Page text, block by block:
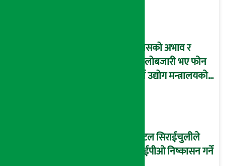
ग्यासको अभाव र
कालोबजारी भए फोन
गर्न उद्योग मन्त्रालयको
होटल सिराईचुलीले
आईपीओ निष्कासन गर्ने